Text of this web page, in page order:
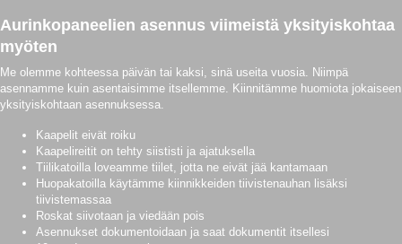
Aurinkopaneelien asennus viimeistä yksityiskohtaa
myöten
Me olemme kohteessa päivän tai kaksi, sinä useita vuosia. Niimpä
asennamme kuin asentaisimme itsellemme. Kiinnitämme huomiota jokaiseen
yksityiskohtaan asennuksessa.
Kaapelit eivät roiku
Kaapelireitit on tehty siististi ja ajatuksella
Tiilikatoilla loveamme tiilet, jotta ne eivät jää kantamaan
Huopakatoilla käytämme kiinnikkeiden tiivistenauhan lisäksi
tiivistemassaa
Roskat siivotaan ja viedään pois
Asennukset dokumentoidaan ja saat dokumentit itsellesi